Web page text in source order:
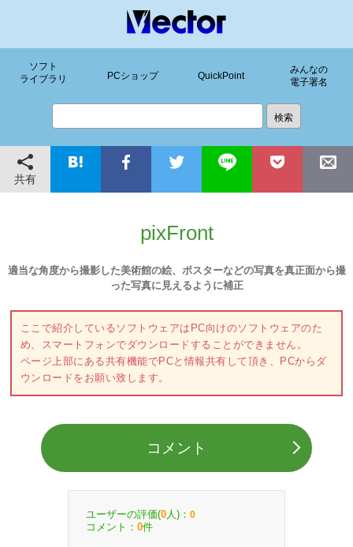
ソフト
ライブラリ
PCショップ QuickPoint
みんなの
電子署名
共有
pixFront
適当な角度から撮影した美術館の絵、ポスターなどの写真を真正面から撮
った写真に見えるように補正
ここで紹介しているソフトウェアはPC向けのソフトウェアのた
め、スマートフォンでダウンロードすることができません。
ページ上部にある共有機能でPCと情報共有して頂き、PCからダ
ウンロードをお願い致します。
コメント
ユーザーの評価(0 人)： 0
コメント： 0件